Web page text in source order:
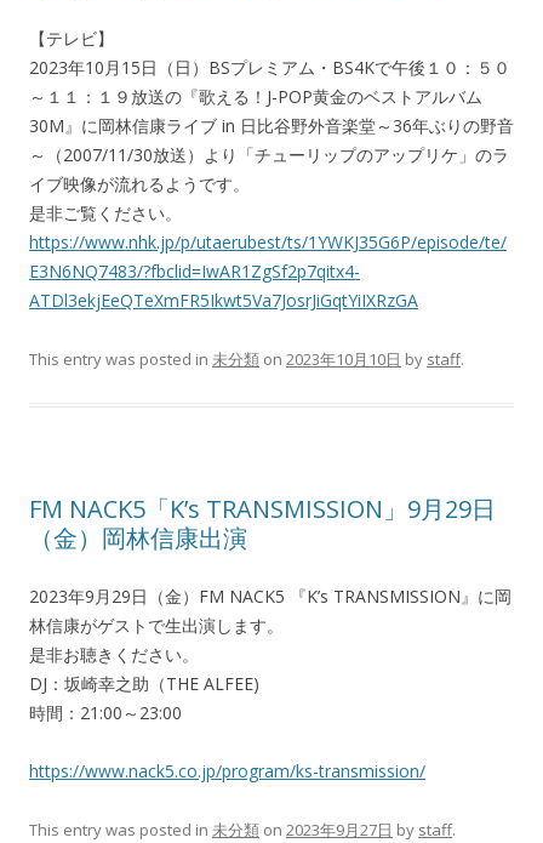
【テレビ】
2023年10月15日（日）BSプレミアム・BS4Kで午後１０：５０
～１１：１９放送の『歌える！J-POP黄金のベストアルバム
30M』に岡林信康ライブ in 日比谷野外音楽堂～36年ぶりの野音
～（2007/11/30放送）より「チューリップのアップリケ」のラ
イブ映像が流れるようです。
是非ご覧ください。
https://www.nhk.jp/p/utaerubest/ts/1YWKJ35G6P/episode/te/
E3N6NQ7483/?fbclid=IwAR1ZgSf2p7qitx4-
ATDl3ekjEeQTeXmFR5Ikwt5Va7JosrJiGqtYiIXRzGA
This entry was posted in 未分類 on 2023年10月10日 by staff.
FM NACK5「K’s TRANSMISSION」9月29日
（金）岡林信康出演
2023年9月29日（金）FM NACK5 『K’s TRANSMISSION』に岡
林信康がゲストで生出演します。
是非お聴きください。
DJ：坂崎幸之助（THE ALFEE)
時間：21:00～23:00
https://www.nack5.co.jp/program/ks-transmission/
This entry was posted in 未分類 on 2023年9月27日 by staff.